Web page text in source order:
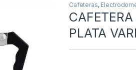
Cafeteras,
PLATA